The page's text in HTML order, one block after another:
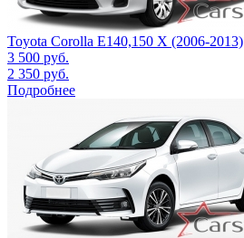
Toyota Corolla E140,150 X (2006-2013)
3 500 руб.
2 350 руб.
Подробнее